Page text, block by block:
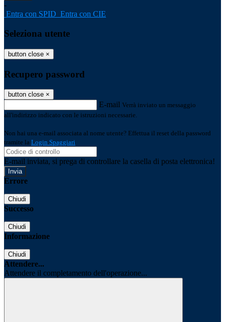
-
Entra con SPID Entra con CIE
Seleziona utente
button close ×
Recupero password
button close ×
E-mail Verrà inviato un messaggio
all'indirizzo indicato con le istruzioni necessarie.
Non hai una e-mail associata al nome utente? Effettua il reset della password
tramite la Login Spaggiari
E-mail inviata, si prega di controllare la casella di posta elettronica!
Errore
Chiudi
Successo
Chiudi
Informazione
Chiudi
Attendere...
Attendere il completamento dell'operazione...